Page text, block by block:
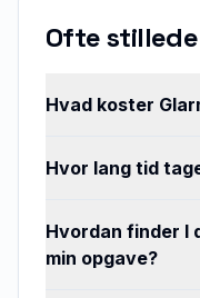
Ofte
Hvad koster
Hvor lang tid
Hvordan finder I
min opgave?